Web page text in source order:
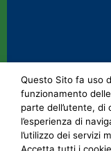
Questo Sito fa uso
funzionamento
parte dell’utente,
l’esperienza di
l’utilizzo dei servizi
Accetta tutti i